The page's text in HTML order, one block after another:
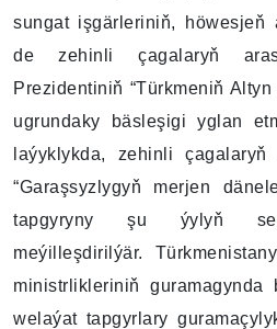
sungat işgärleriniň, höwesjeň
de zehinli çagalaryň
Prezidentiniň “Türkmeniň
ugrundaky bäsleşigi yglan
laýyklykda, zehinli
“Garaşsyzlygyň merjen
tapgyryny şu ýylyň
meýilleşdirilýär.
ministrlikleriniň guramagynda
welaýat tapgyrlary